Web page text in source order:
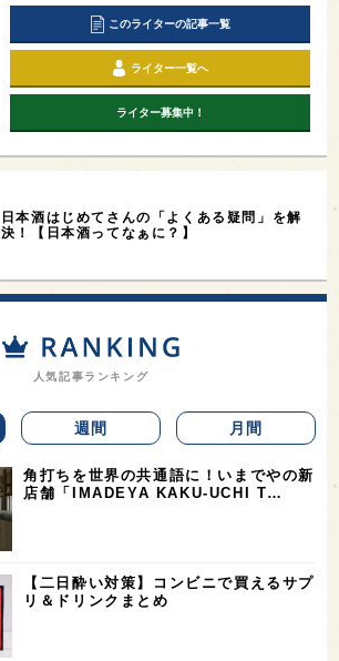
このライターの記事一覧
ライター一覧へ
ライター募集中！
日本酒はじめてさんの「よくある疑問」を解
決！【日本酒ってなぁに？】
人気記事ランキング
週間 月間
角打ちを世界の共通語に！いまでやの新
店舗「IMADEYA KAKU-UCHI T…
【二日酔い対策】コンビニで買えるサプ
リ＆ドリンクまとめ